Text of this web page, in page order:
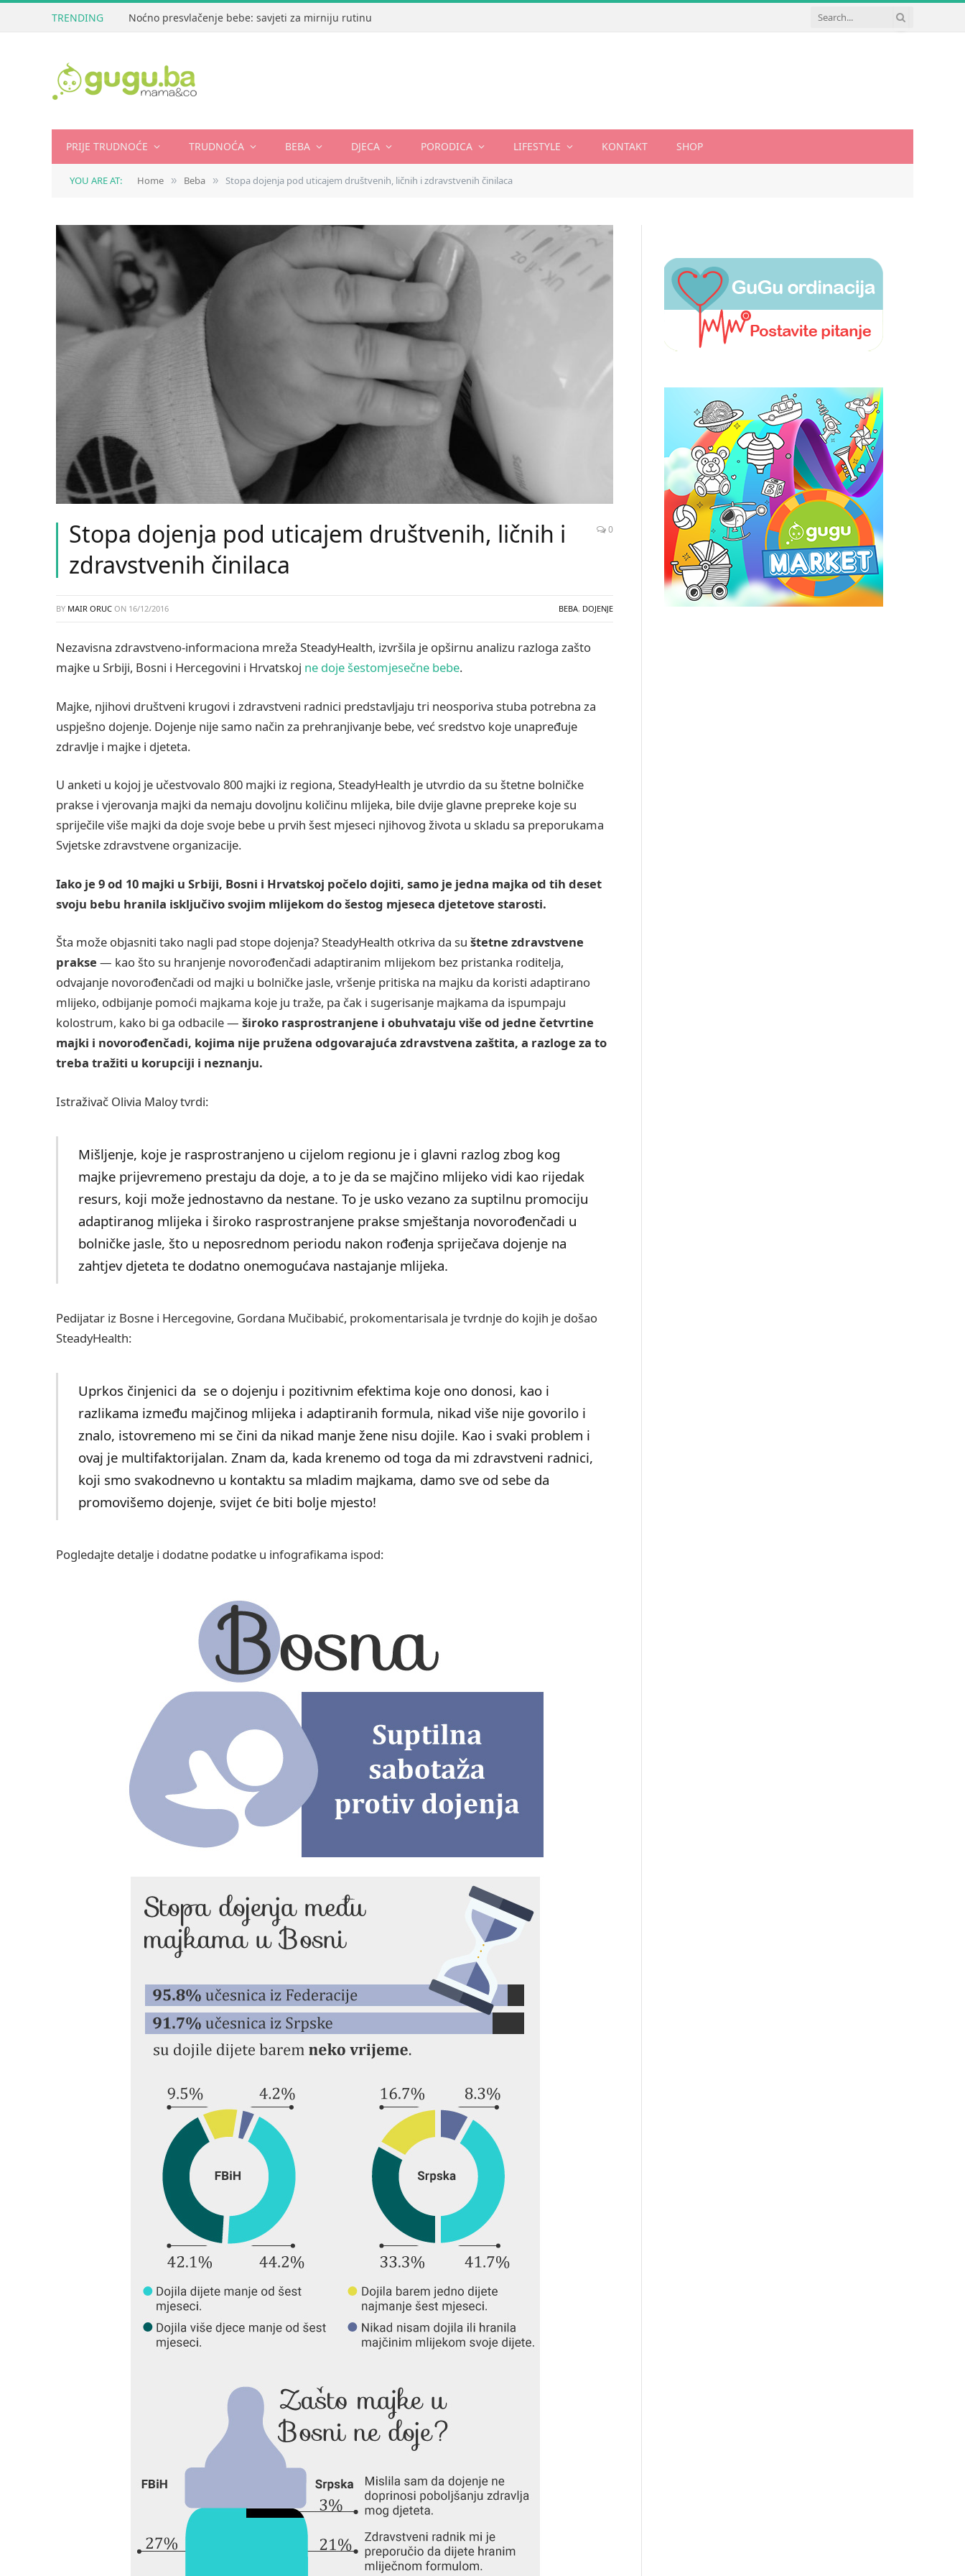
TRENDING Noćno presvlačenje bebe: savjeti za mirniju rutinu
PRIJE TRUDNOĆE TRUDNOĆA BEBA DJECA PORODICA LIFESTYLE KONTAKT SHOP
YOU ARE AT: Home » Beba » Stopa dojenja pod uticajem društvenih, ličnih i zdravstvenih činilaca
Stopa dojenja pod uticajem društvenih, ličnih i
zdravstvenih činilaca
0
BY MAIR ORUC ON 16/12/2016 BEBA, DOJENJE
Nezavisna zdravstveno-informaciona mreža SteadyHealth, izvršila je opširnu analizu razloga zašto
majke u Srbiji, Bosni i Hercegovini i Hrvatskoj ne doje šestomjesečne bebe.
Majke, njihovi društveni krugovi i zdravstveni radnici predstavljaju tri neosporiva stuba potrebna za
uspješno dojenje. Dojenje nije samo način za prehranjivanje bebe, već sredstvo koje unapređuje
zdravlje i majke i djeteta.
U anketi u kojoj je učestvovalo 800 majki iz regiona, SteadyHealth je utvrdio da su štetne bolničke
prakse i vjerovanja majki da nemaju dovoljnu količinu mlijeka, bile dvije glavne prepreke koje su
spriječile više majki da doje svoje bebe u prvih šest mjeseci njihovog života u skladu sa preporukama
Svjetske zdravstvene organizacije.
Iako je 9 od 10 majki u Srbiji, Bosni i Hrvatskoj počelo dojiti, samo je jedna majka od tih deset
svoju bebu hranila isključivo svojim mlijekom do šestog mjeseca djetetove starosti.
Šta može objasniti tako nagli pad stope dojenja? SteadyHealth otkriva da su štetne zdravstvene
prakse — kao što su hranjenje novorođenčadi adaptiranim mlijekom bez pristanka roditelja,
odvajanje novorođenčadi od majki u bolničke jasle, vršenje pritiska na majku da koristi adaptirano
mlijeko, odbijanje pomoći majkama koje ju traže, pa čak i sugerisanje majkama da ispumpaju
kolostrum, kako bi ga odbacile — široko rasprostranjene i obuhvataju više od jedne četvrtine
majki i novorođenčadi, kojima nije pružena odgovarajuća zdravstvena zaštita, a razloge za to
treba tražiti u korupciji i neznanju.
Istraživač Olivia Maloy tvrdi:
Mišljenje, koje je rasprostranjeno u cijelom regionu je i glavni razlog zbog kog
majke prijevremeno prestaju da doje, a to je da se majčino mlijeko vidi kao rijedak
resurs, koji može jednostavno da nestane. To je usko vezano za suptilnu promociju
adaptiranog mlijeka i široko rasprostranjene prakse smještanja novorođenčadi u
bolničke jasle, što u neposrednom periodu nakon rođenja spriječava dojenje na
zahtjev djeteta te dodatno onemogućava nastajanje mlijeka.
Pedijatar iz Bosne i Hercegovine, Gordana Mučibabić, prokomentarisala je tvrdnje do kojih je došao
SteadyHealth:
Uprkos činjenici da se o dojenju i pozitivnim efektima koje ono donosi, kao i
razlikama između majčinog mlijeka i adaptiranih formula, nikad više nije govorilo i
znalo, istovremeno mi se čini da nikad manje žene nisu dojile. Kao i svaki problem i
ovaj je multifaktorijalan. Znam da, kada krenemo od toga da mi zdravstveni radnici,
koji smo svakodnevno u kontaktu sa mladim majkama, damo sve od sebe da
promovišemo dojenje, svijet će biti bolje mjesto!
Pogledajte detalje i dodatne podatke u infografikama ispod: